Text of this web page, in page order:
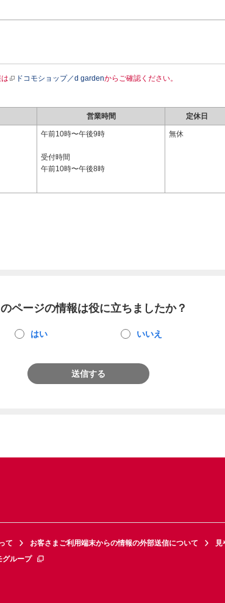
ドコモショップ／d gardenからご確認ください。
営業時間 定休日
午前10時〜午後9時
受付時間
午前10時〜午後8時
無休
ページの情報は役に立ちましたか？
はい いいえ
送信する
て お客さまご利用端末からの情報の外部送信について
見
グループ